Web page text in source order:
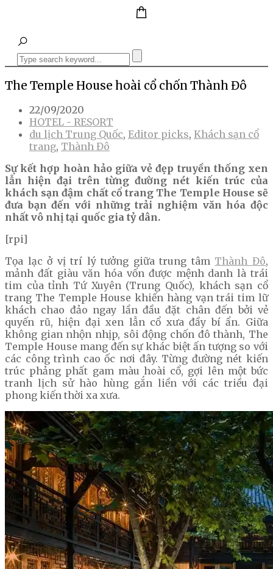
The Temple House hoài cổ chốn Thành Đô
22/09/2020
HOTEL - RESORT
du lịch Trung Quốc, Editor picks, Khách sạn cổ
trang, Thành Đô
Sự kết hợp hoàn hảo giữa vẻ đẹp truyền thống xen
lẫn hiện đại trên từng đường nét kiến trúc của
khách sạn đậm chất cổ trang The Temple House sẽ
đưa bạn đến với những trải nghiệm văn hóa độc
nhất vô nhị tại quốc gia tỷ dân.
[rpi]
Tọa lạc ở vị trí lý tưởng giữa trung tâm Thành Đô,
mảnh đất giàu văn hóa vốn được mệnh danh là trái
tim của tỉnh Tứ Xuyên (Trung Quốc), khách sạn cổ
trang The Temple House khiến hàng vạn trái tim lữ
khách chao đảo ngay lần đầu đặt chân đến bởi vẻ
quyến rũ, hiện đại xen lẫn cổ xưa đầy bí ẩn. Giữa
không gian nhộn nhịp, sôi động chốn đô thành, The
Temple House mang đến sự khác biệt ấn tượng so với
các công trình cao ốc nơi đây. Từng đường nét kiến
trúc phảng phất gam màu hoài cổ, gợi lên một bức
tranh lịch sử hào hùng gắn liền với các triều đại
phong kiến thời xa xưa.